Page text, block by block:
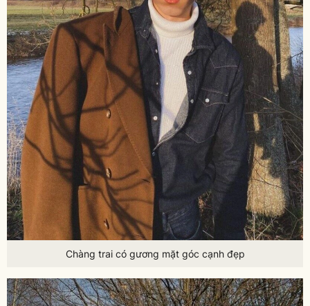
Chàng trai có gương mặt góc cạnh đẹp